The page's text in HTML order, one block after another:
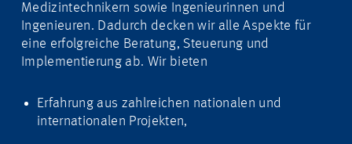
Medizintechnikern sowie Ingenieurinnen und
Ingenieuren. Dadurch decken wir alle Aspekte für
eine erfolgreiche Beratung, Steuerung und
Implementierung ab. Wir bieten
Erfahrung aus zahlreichen nationalen und
internationalen Projekten,